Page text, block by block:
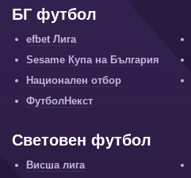
БГ футбол
efbet Лига
Sesame Купа на България
Национален отбор
ФутболНекст
Световен футбол
Висша лига